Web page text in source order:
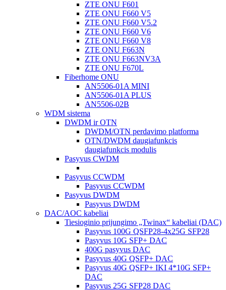
ZTE ONU F601
ZTE ONU F660 V5
ZTE ONU F660 V5.2
ZTE ONU F660 V6
ZTE ONU F660 V8
ZTE ONU F663N
ZTE ONU F663NV3A
ZTE ONU F670L
Fiberhome ONU
AN5506-01A MINI
AN5506-01A PLUS
AN5506-02B
WDM sistema
DWDM ir OTN
DWDM/OTN perdavimo platforma
OTN/DWDM daugiafunkcis
daugiafunkcis modulis
Pasyvus CWDM
Pasyvus CCWDM
Pasyvus CCWDM
Pasyvus DWDM
Pasyvus DWDM
DAC/AOC kabeliai
Tiesioginio prijungimo „Twinax“ kabeliai (DAC)
Pasyvus 100G QSFP28-4x25G SFP28
Pasyvus 10G SFP+ DAC
400G pasyvus DAC
Pasyvus 40G QSFP+ DAC
Pasyvus 40G QSFP+ IKI 4*10G SFP+
DAC
Pasyvus 25G SFP28 DAC